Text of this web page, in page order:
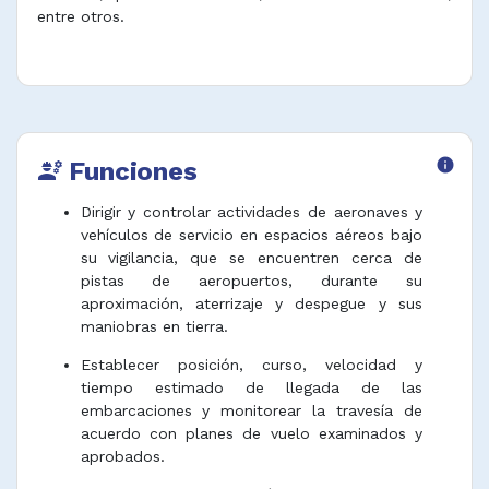
entre otros.
engineering Funciones info
Dirigir y controlar actividades de aeronaves y
vehículos de servicio en espacios aéreos bajo
su vigilancia, que se encuentren cerca de
pistas de aeropuertos, durante su
aproximación, aterrizaje y despegue y sus
maniobras en tierra.
Establecer posición, curso, velocidad y
tiempo estimado de llegada de las
embarcaciones y monitorear la travesía de
acuerdo con planes de vuelo examinados y
aprobados.